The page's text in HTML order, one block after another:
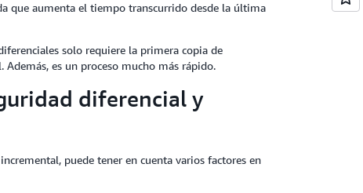
que aumenta el tiempo transcurrido desde la última
solo requiere la primera copia de
es un proceso mucho más rápido.
diferencial y
puede tener en cuenta varios factores en